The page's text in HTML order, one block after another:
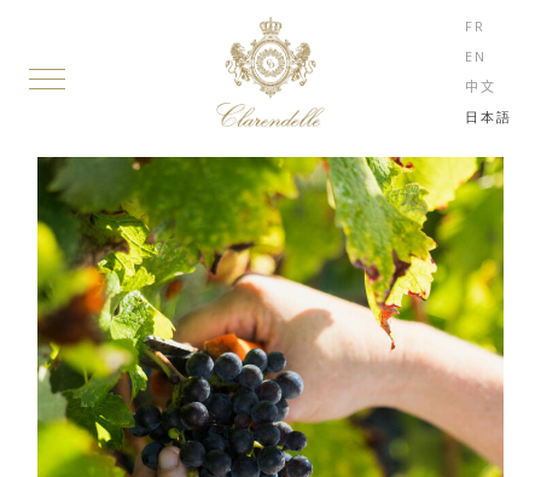
FR
EN
中文
日本語